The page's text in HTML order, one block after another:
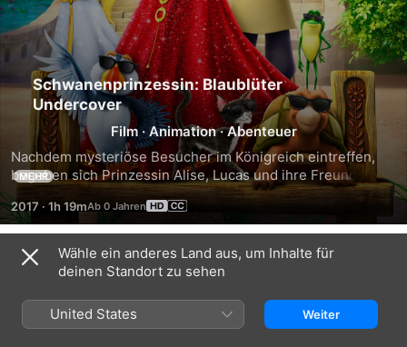
Schwanenprinzessin: Blaublüter
Undercover
Film · Animation ·Abenteuer
Nachdem mysteriöse Besucher im Königreich eintreffen,
begeben sich Prinzessin Alise, Lucas und ihre Freunde auf
ein geheimes Spionageabenteuer und ermitteln verdeckt,
um herauszufinden, ob man ihnen vertrauen kann. Sie
werden ihr gesamtes, überragendes Wissen als Detektive
und auch supercoole Technik einsetzen müssen, um das
königliche Rätsel zu lösen und das Königreich zu retten.
MEHR
2017 · 1h 19m
Trailer
Wähle ein anderes Land aus, um Inhalte für
deinen Standort zu sehen
United States Weiter